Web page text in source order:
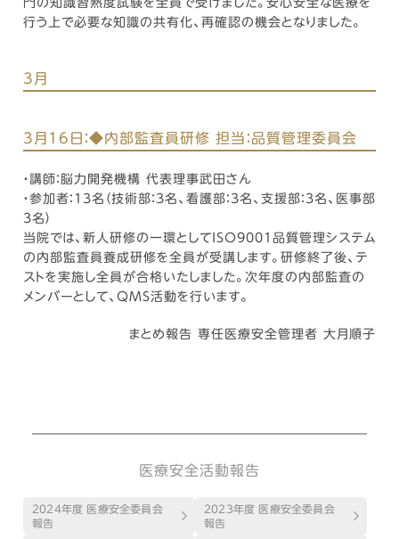
門の知識習熟度試験を全員で受けました。安心安全な医療を
行う上で必要な知識の共有化、再確認の機会となりました。
3月
3月16日：◆内部監査員研修 担当：品質管理委員会
・講師：脳力開発機構 代表理事武田さん
・参加者：13名（技術部：3名、看護部：3名、支援部：3名、医事部
3名）
当院では、新人研修の一環としてISO9001品質管理システム
の内部監査員養成研修を全員が受講します。研修終了後、テ
ストを実施し全員が合格いたしました。次年度の内部監査の
メンバーとして、QMS活動を行います。
まとめ報告 専任医療安全管理者 大月順子
医療安全活動報告
2024年度 医療安全委員会
報告
2023年度 医療安全委員会
報告